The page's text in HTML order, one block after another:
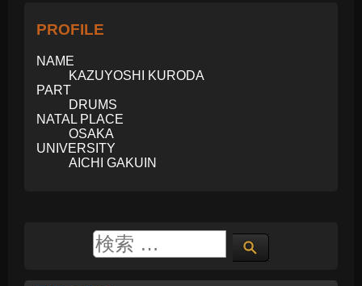
PROFILE
NAME
KAZUYOSHI KURODA
PART
DRUMS
NATAL PLACE
OSAKA
UNIVERSITY
AICHI GAKUIN